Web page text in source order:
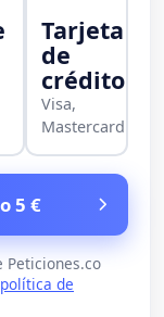
Tarjeta
de
crédito
Visa,
Mastercard
5 €
Peticiones.co
de